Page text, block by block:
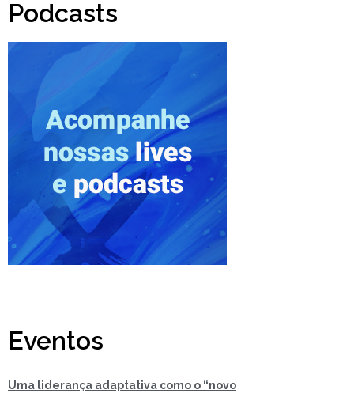
Podcasts
Eventos
Uma liderança adaptativa como o “novo